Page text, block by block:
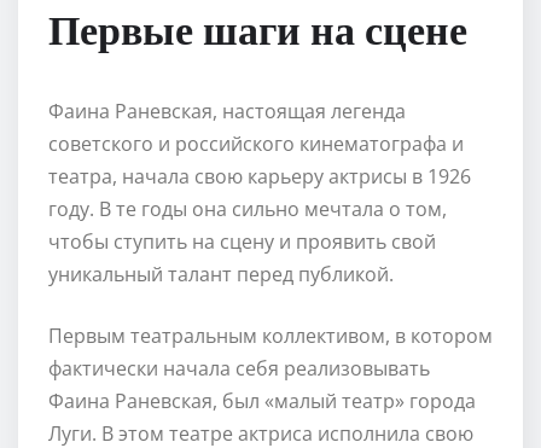
Первые шаги на сцене
Фаина Раневская, настоящая легенда
советского и российского кинематографа и
театра, начала свою карьеру актрисы в 1926
году. В те годы она сильно мечтала о том,
чтобы ступить на сцену и проявить свой
уникальный талант перед публикой.
Первым театральным коллективом, в котором
фактически начала себя реализовывать
Фаина Раневская, был «малый театр» города
Луги. В этом театре актриса исполнила свою